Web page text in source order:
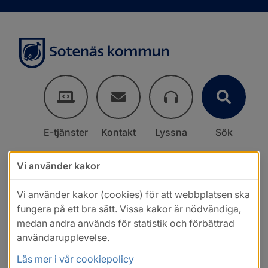
E-tjänster Kontakt Lyssna Sök
Vi använder kakor
Vi använder kakor (cookies) för att webbplatsen ska
fungera på ett bra sätt. Vissa kakor är nödvändiga,
medan andra används för statistik och förbättrad
användarupplevelse.
Läs mer i vår cookiepolicy